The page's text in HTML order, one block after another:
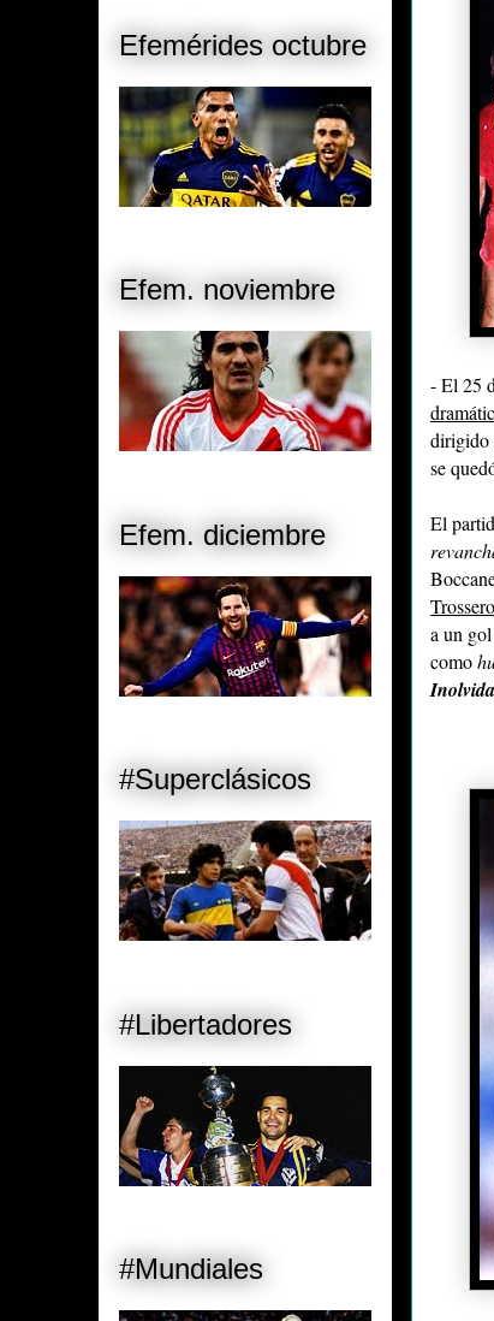
- El 25
dirigido
se
El
a un
como
Efemérides octubre
Efem. noviembre
Efem. diciembre
#Superclásicos
#Libertadores
#Mundiales